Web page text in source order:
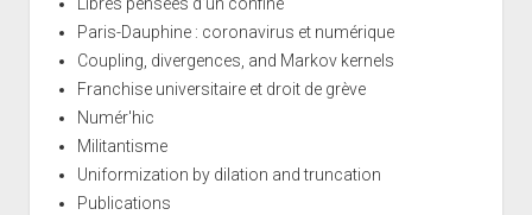
Paris-Dauphine : coronavirus et numérique
Coupling, divergences, and Markov kernels
Franchise universitaire et droit de grève
Numér'hic
Militantisme
Uniformization by dilation and truncation
Publications